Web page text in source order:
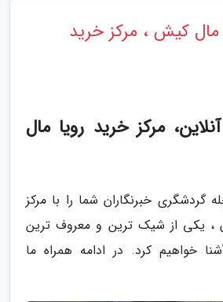
مال کیش ، مرکز خرید
مرکز خرید رویا مال
گردشگری خبرنگاران شما را با مرکز
، یکی از شیک ترین و معروف ترین
خواهیم کرد. در ادامه همراه ما